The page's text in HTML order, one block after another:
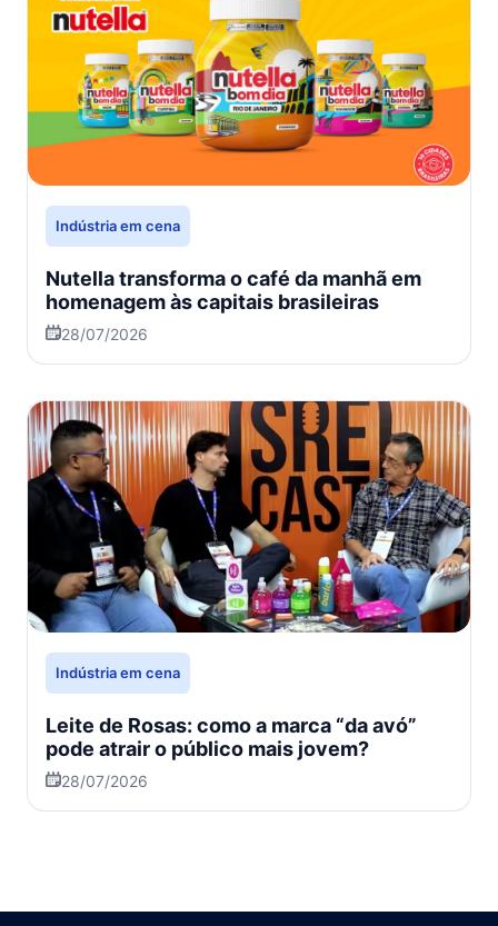
Indústria em cena
Nutella transforma o café da manhã em
homenagem às capitais brasileiras
28/07/2026
Indústria em cena
Leite de Rosas: como a marca “da avó”
pode atrair o público mais jovem?
28/07/2026